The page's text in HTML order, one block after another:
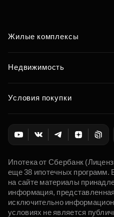
Жилые комплексы
Недвижимость
Условия покупки
Ипотека от Сбербанк
еще 38 ипотечных программ.
на сайте материалы
информация,
исключительно
условиях не является